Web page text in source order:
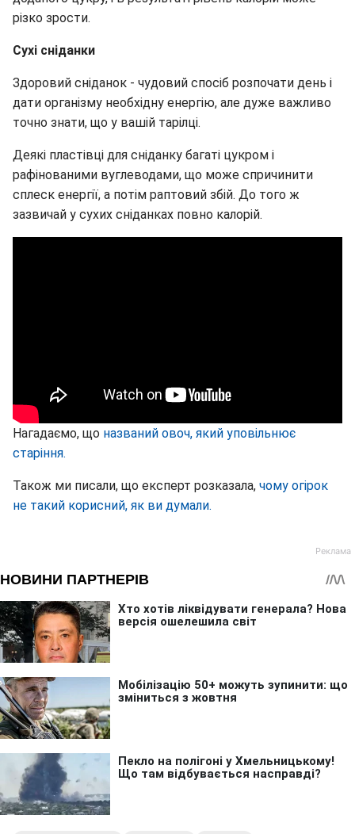
різко зрости.
Сухі сніданки
Здоровий сніданок - чудовий спосіб розпочати день і
дати організму необхідну енергію, але дуже важливо
точно знати, що у вашій тарілці.
Деякі пластівці для сніданку багаті цукром і
рафінованими вуглеводами, що може спричинити
сплеск енергії, а потім раптовий збій. До того ж
зазвичай у сухих сніданках повно калорій.
Нагадаємо, що названий овоч, який уповільнює
старіння.
Також ми писали, що експерт розказала, чому огірок
не такий корисний, як ви думали.